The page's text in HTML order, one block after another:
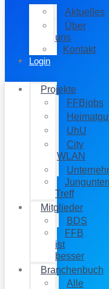
Aktuelles
Über
uns
Kontakt
Login
Projekte
FFBjobs
UhU
City
WLAN
Treff
Mitglieder
BDS
FFB
ist
besser
Branchenbuch
Alle